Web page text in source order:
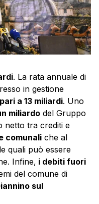
. La rata annuale di
in gestione
a 13 miliardi. Uno
miliardo del Gruppo
netto tra crediti e
comunali che al
quali può essere
Infine, i debiti fuori
del comune di
sul